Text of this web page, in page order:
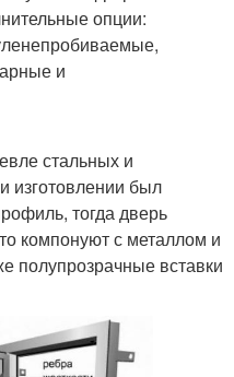
опции:
и
стальных и
изготовлении был
тогда дверь
компонуют с металлом и
полупрозрачные вставки